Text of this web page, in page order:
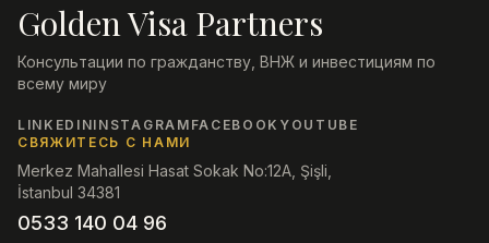
Golden Visa Partners
Консультации по гражданству, ВНЖ и инвестициям по
всему миру
LINKEDININSTAGRAM FACEBOOK YOUTUBE
СВЯЖИТЕСЬ С НАМИ
Merkez Mahallesi Hasat Sokak No:12A, Şişli,
İstanbul 34381
0533 140 04 96